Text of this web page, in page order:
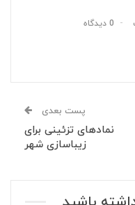
0 دیدگاه
پست بعدی
نمادهای تزئینی برای
زیباسازی شهر